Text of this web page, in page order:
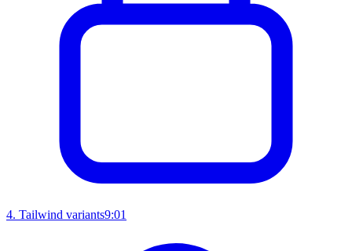
4. Tailwind variants9:01